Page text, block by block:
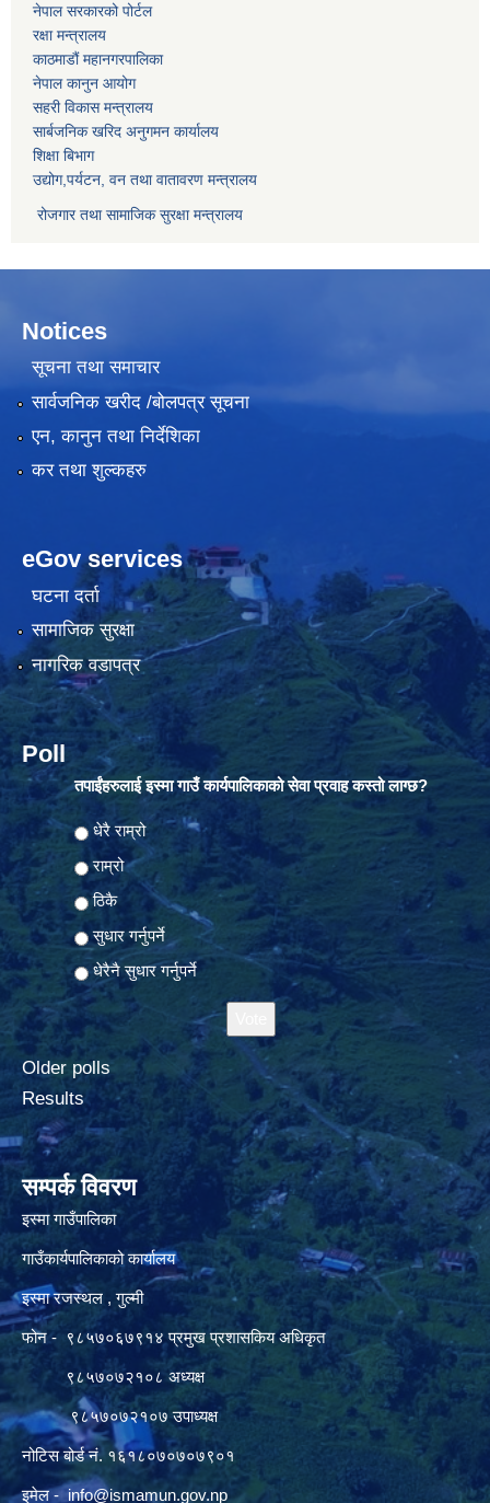
नेपाल सरकारको पोर्टल
रक्षा मन्त्रालय
काठमाडौं महानगरपालिका
नेपाल कानुन आयोग
सहरी विकास मन्त्रालय
सार्बजनिक खरिद अनुगमन कार्यालय
शिक्षा बिभाग
उद्योग,पर्यटन, वन तथा वातावरण मन्त्रालय
रोजगार तथा सामाजिक सुरक्षा मन्त्रालय
Notices
सूचना तथा समाचार
सार्वजनिक खरीद /बोलपत्र सूचना
एन, कानुन तथा निर्देशिका
कर तथा शुल्कहरु
eGov services
घटना दर्ता
सामाजिक सुरक्षा
नागरिक वडापत्र
Poll
तपाईंहरुलाई इस्मा गाउँ कार्यपालिकाको सेवा प्रवाह कस्तो लाग्छ?
Choices
धेरै राम्रो
राम्रो
ठिकै
सुधार गर्नुपर्ने
धेरैनै सुधार गर्नुपर्ने
Older polls
Results
सम्पर्क विवरण
इस्मा गाउँपालिका
गाउँकार्यपालिकाको कार्यालय
इस्मा रजस्थल , गुल्मी
फोन - ९८५७०६७९१४ प्रमुख प्रशासकिय अधिकृत
९८५७०७२१०८ अध्यक्ष
९८५७०७२१०७ उपाध्यक्ष
नोटिस बोर्ड नं. १६१८०७०७०७९०१
इमेल - info@ismamun.gov.np